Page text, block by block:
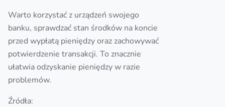
Warto korzystać z urządzeń swojego
banku, sprawdzać stan środków na koncie
przed wypłatą pieniędzy oraz zachowywać
potwierdzenie transakcji. To znacznie
ułatwia odzyskanie pieniędzy w razie
problemów.
Źródła: